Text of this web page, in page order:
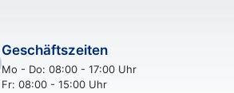
Geschäftszeiten
Mo - Do: 08:00 - 17:00 Uhr
Fr: 08:00 - 15:00 Uhr